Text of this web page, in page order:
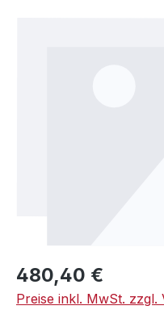
Regulärer Preis:
480,40 €
Preise inkl. MwSt. zzgl.